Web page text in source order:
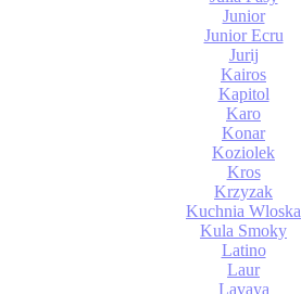
Junior
Junior Ecru
Jurij
Kairos
Kapitol
Karo
Konar
Koziolek
Kros
Krzyzak
Kuchnia Wloska
Kula Smoky
Latino
Laur
Lavaya